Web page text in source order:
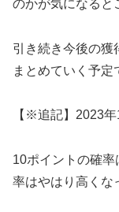
のかが気になると
引き続き今後の獲
まとめていく予定
【※追記】2023年
10ポイントの確
率はやはり高くな